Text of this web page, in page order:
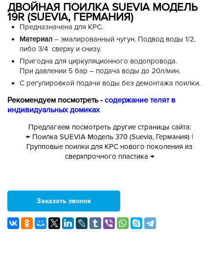
ДВОЙНАЯ ПОИЛКА SUEVIA МОДЕЛЬ
19R (SUEVIA, ГЕРМАНИЯ)
Предназначена для КРС.
Материал – эмалированный чугун. Подвод воды 1/2,
либо 3/4 сверху и снизу.
Пригодна для циркуляционного водопровода.
При давлении 5 бар – подача воды до 20л/мин.
С регулировкой подачи воды без демонтажа поилки.
Рекомендуем посмотреть - содержание телят в
индивидуальных домиках
Предлагаем посмотреть другие страницы сайта:
← Поилка SUEVIA Модель 370 (Suevia, Германия) |
Групповые поилки для КРС нового поколения из
сверхпрочного пластика →
Заказать звонок